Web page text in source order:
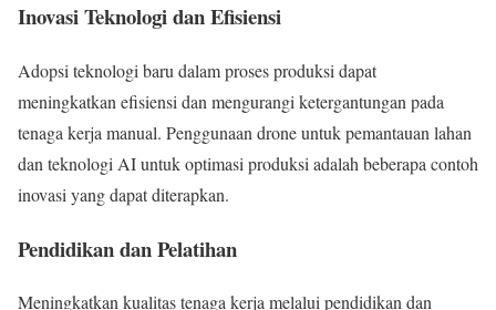
Inovasi Teknologi dan Efisiensi
Adopsi teknologi baru dalam proses produksi dapat
meningkatkan efisiensi dan mengurangi ketergantungan pada
tenaga kerja manual. Penggunaan drone untuk pemantauan lahan
dan teknologi AI untuk optimasi produksi adalah beberapa contoh
inovasi yang dapat diterapkan.
Pendidikan dan Pelatihan
Meningkatkan kualitas tenaga kerja melalui pendidikan dan